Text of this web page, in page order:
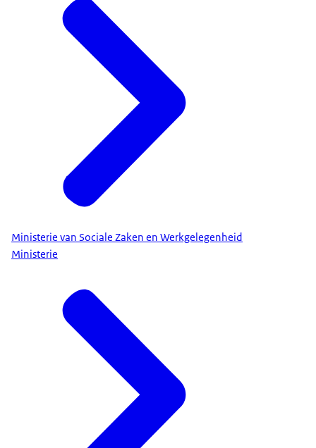
Ministerie van Sociale Zaken en Werkgelegenheid
Ministerie